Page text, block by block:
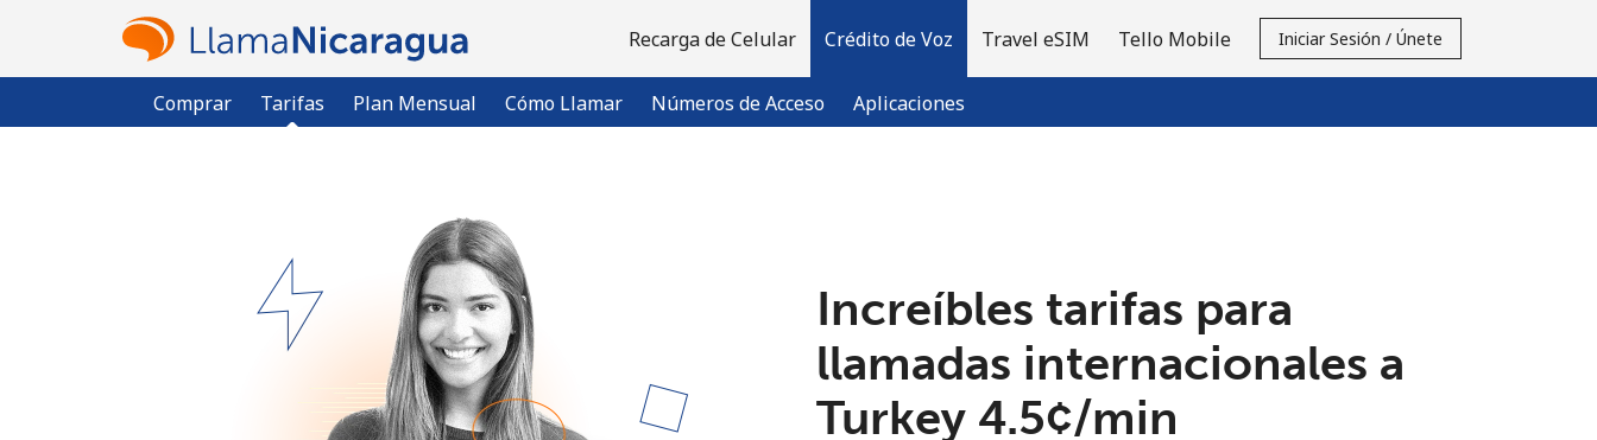
Recarga de Celular Crédito de Voz
Comprar Tarifas Plan Mensual Cómo Llamar Números de Acceso Aplicaciones
Travel eSIM Tello Mobile Iniciar Sesión / Únete
¿Ya tienes una cuenta? Inicia sesión →
Regístrate con
Increíbles tarifas para
llamadas internacionales a
Turkey ⁦4.5¢⁩/min